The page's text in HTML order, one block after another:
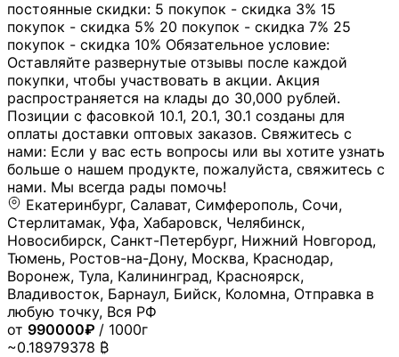
постоянные скидки: 5 покупок - скидка 3% 15
покупок - скидка 5% 20 покупок - скидка 7% 25
покупок - скидка 10% Обязательное условие:
Оставляйте развернутые отзывы после каждой
покупки, чтобы участвовать в акции. Акция
распространяется на клады до 30,000 рублей.
Позиции с фасовкой 10.1, 20.1, 30.1 созданы для
оплаты доставки оптовых заказов. Свяжитесь с
нами: Если у вас есть вопросы или вы хотите узнать
больше о нашем продукте, пожалуйста, свяжитесь с
нами. Мы всегда рады помочь!
Екатеринбург, Салават, Симферополь, Сочи,
Стерлитамак, Уфа, Хабаровск, Челябинск,
Новосибирск, Санкт-Петербург, Нижний Новгород,
Тюмень, Ростов-на-Дону, Москва, Краснодар,
Воронеж, Тула, Калининград, Красноярск,
Владивосток, Барнаул, Бийск, Коломна, Отправка в
любую точку, Вся РФ
от 990000₽ / 1000г
~0.18979378 ₿